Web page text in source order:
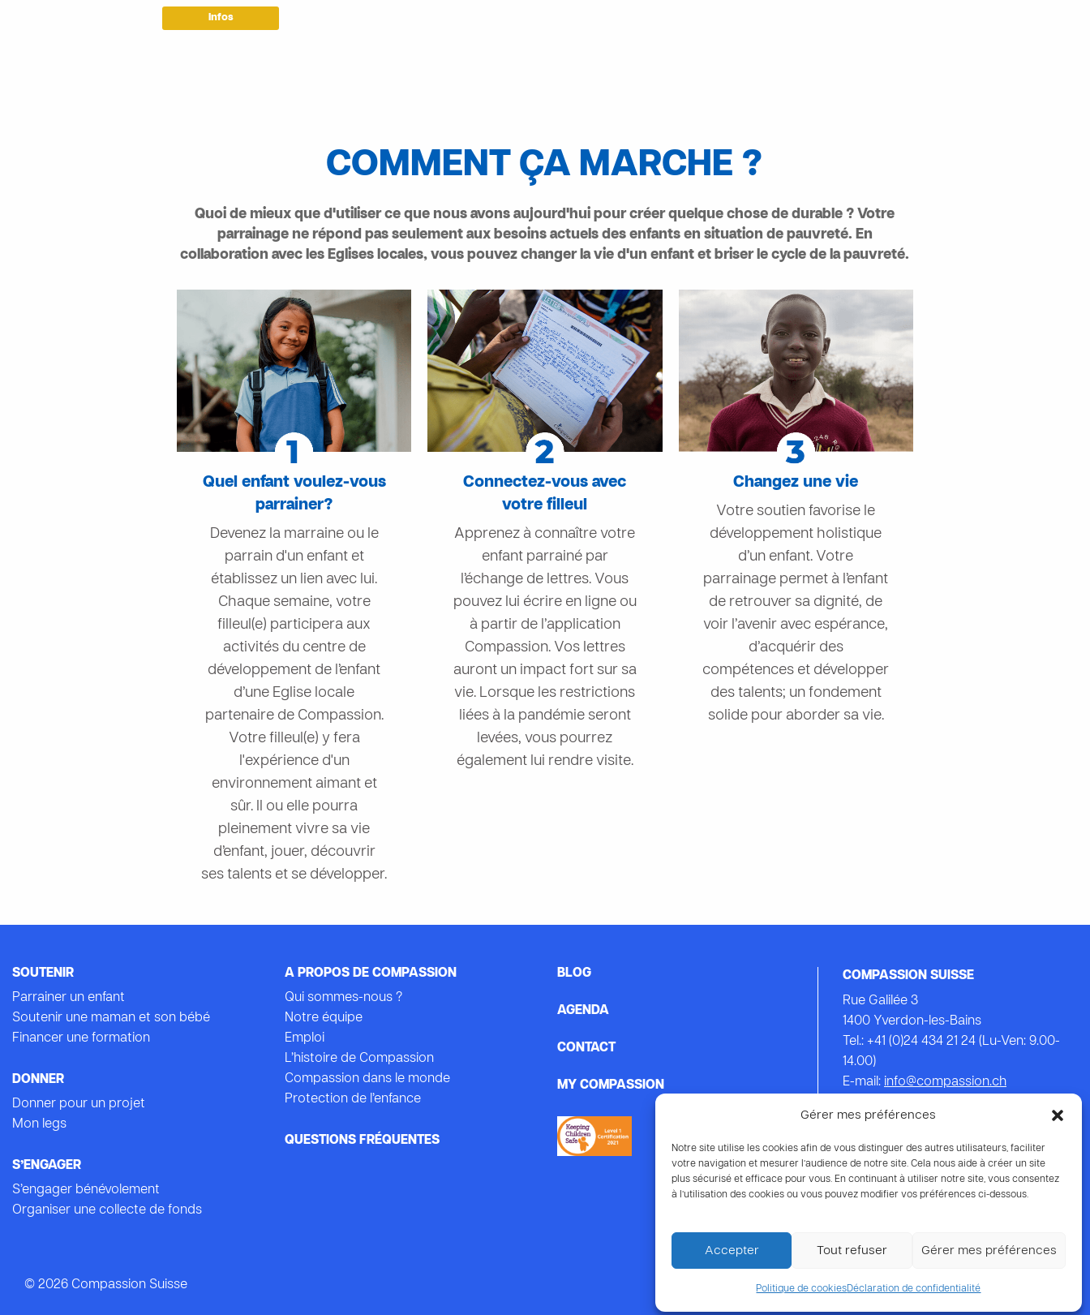
Gérer mes préférences
Notre site utilise les cookies afin de vous distinguer des autres utilisateurs, faciliter
votre navigation et mesurer l’audience de notre site. Cela nous aide à créer un site
plus sécurisé et efficace pour vous. En continuant à utiliser notre site, vous consentez
à l’utilisation des cookies ou vous pouvez modifier vos préférences ci-dessous.
Accepter Tout refuser Gérer mes préférences
Politique de cookiesDéclaration de confidentialité
Infos
COMMENT ÇA MARCHE ?
Quoi de mieux que d'utiliser ce que nous avons aujourd'hui pour créer quelque chose de durable ? Votre
parrainage ne répond pas seulement aux besoins actuels des enfants en situation de pauvreté. En
collaboration avec les Eglises locales, vous pouvez changer la vie d'un enfant et briser le cycle de la pauvreté.
Quel enfant voulez-vous
parrainer?
Devenez la marraine ou le
parrain d'un enfant et
établissez un lien avec lui.
Chaque semaine, votre
filleul(e) participera aux
activités du centre de
développement de l’enfant
d’une Eglise locale
partenaire de Compassion.
Votre filleul(e) y fera
l'expérience d'un
environnement aimant et
sûr. Il ou elle pourra
pleinement vivre sa vie
d’enfant, jouer, découvrir
ses talents et se développer.
Connectez-vous avec
votre filleul
Apprenez à connaître votre
enfant parrainé par
l’échange de lettres. Vous
pouvez lui écrire en ligne ou
à partir de l’application
Compassion. Vos lettres
auront un impact fort sur sa
vie. Lorsque les restrictions
liées à la pandémie seront
levées, vous pourrez
également lui rendre visite.
Changez une vie
Votre soutien favorise le
développement holistique
d’un enfant. Votre
parrainage permet à l’enfant
de retrouver sa dignité, de
voir l’avenir avec espérance,
d’acquérir des
compétences et développer
des talents; un fondement
solide pour aborder sa vie.
SOUTENIR
Parrainer un enfant
Soutenir une maman et son bébé
Financer une formation
DONNER
Donner pour un projet
Mon legs
S’ENGAGER
S’engager bénévolement
Organiser une collecte de fonds
A PROPOS DE COMPASSION
Qui sommes-nous ?
Notre équipe
Emploi
L’histoire de Compassion
Compassion dans le monde
Protection de l’enfance
QUESTIONS FRÉQUENTES
BLOG
AGENDA
CONTACT
MY COMPASSION
COMPASSION SUISSE
Rue Galilée 3
1400 Yverdon-les-Bains
Tel.: +41 (0)24 434 21 24 (Lu-Ven: 9.00-
14.00)
E-mail: info@compassion.ch
Vos donsà Compassion sont
déductibles des impôts.
© 2026 Compassion Suisse Protection des données